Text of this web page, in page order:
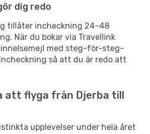
dig redo
tillåter incheckning 24–48
När du bokar via Travellink
med steg-för-steg-
så att du är redo att
att flyga från Djerba till
upplevelser under hela året